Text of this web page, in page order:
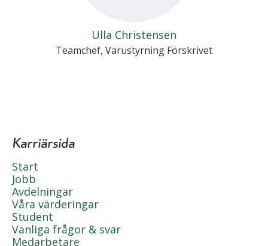
Ulla Christensen
Teamchef, Varustyrning Förskrivet
Karriärsida
Start
Jobb
Avdelningar
Våra värderingar
Student
Vanliga frågor & svar
Medarbetare